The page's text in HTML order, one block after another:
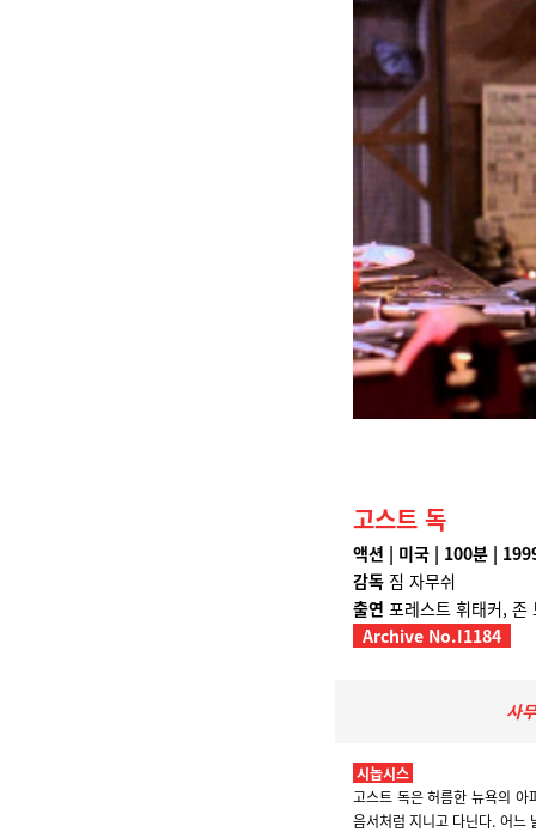
고스트 독
액션 | 미국 | 100분 |
감독 짐 자무쉬
출연 포레스트 휘태커, 존
Archive No.I1184
사
시놉시스
고스트 독은 허름한 뉴욕의 아
음서처럼 지니고 다닌다. 어느